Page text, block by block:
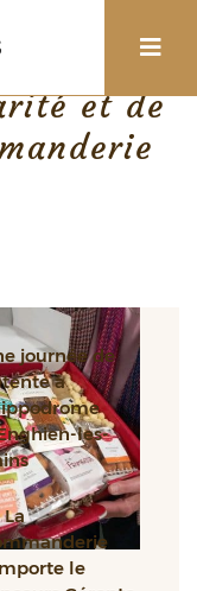
et de
journée de
à
les-
La
le